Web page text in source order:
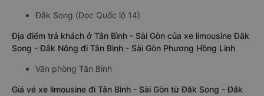
Đắk Song (Dọc Quốc lộ 14)
Địa điểm trả khách ở Tân Bình - Sài Gòn của xe limousine Đăk
Song - Đắk Nông đi Tân Bình - Sài Gòn Phương Hồng Linh
Văn phòng Tân Bình
Giá vé xe limousine đi Tân Bình - Sài Gòn từ Đăk Song - Đắk